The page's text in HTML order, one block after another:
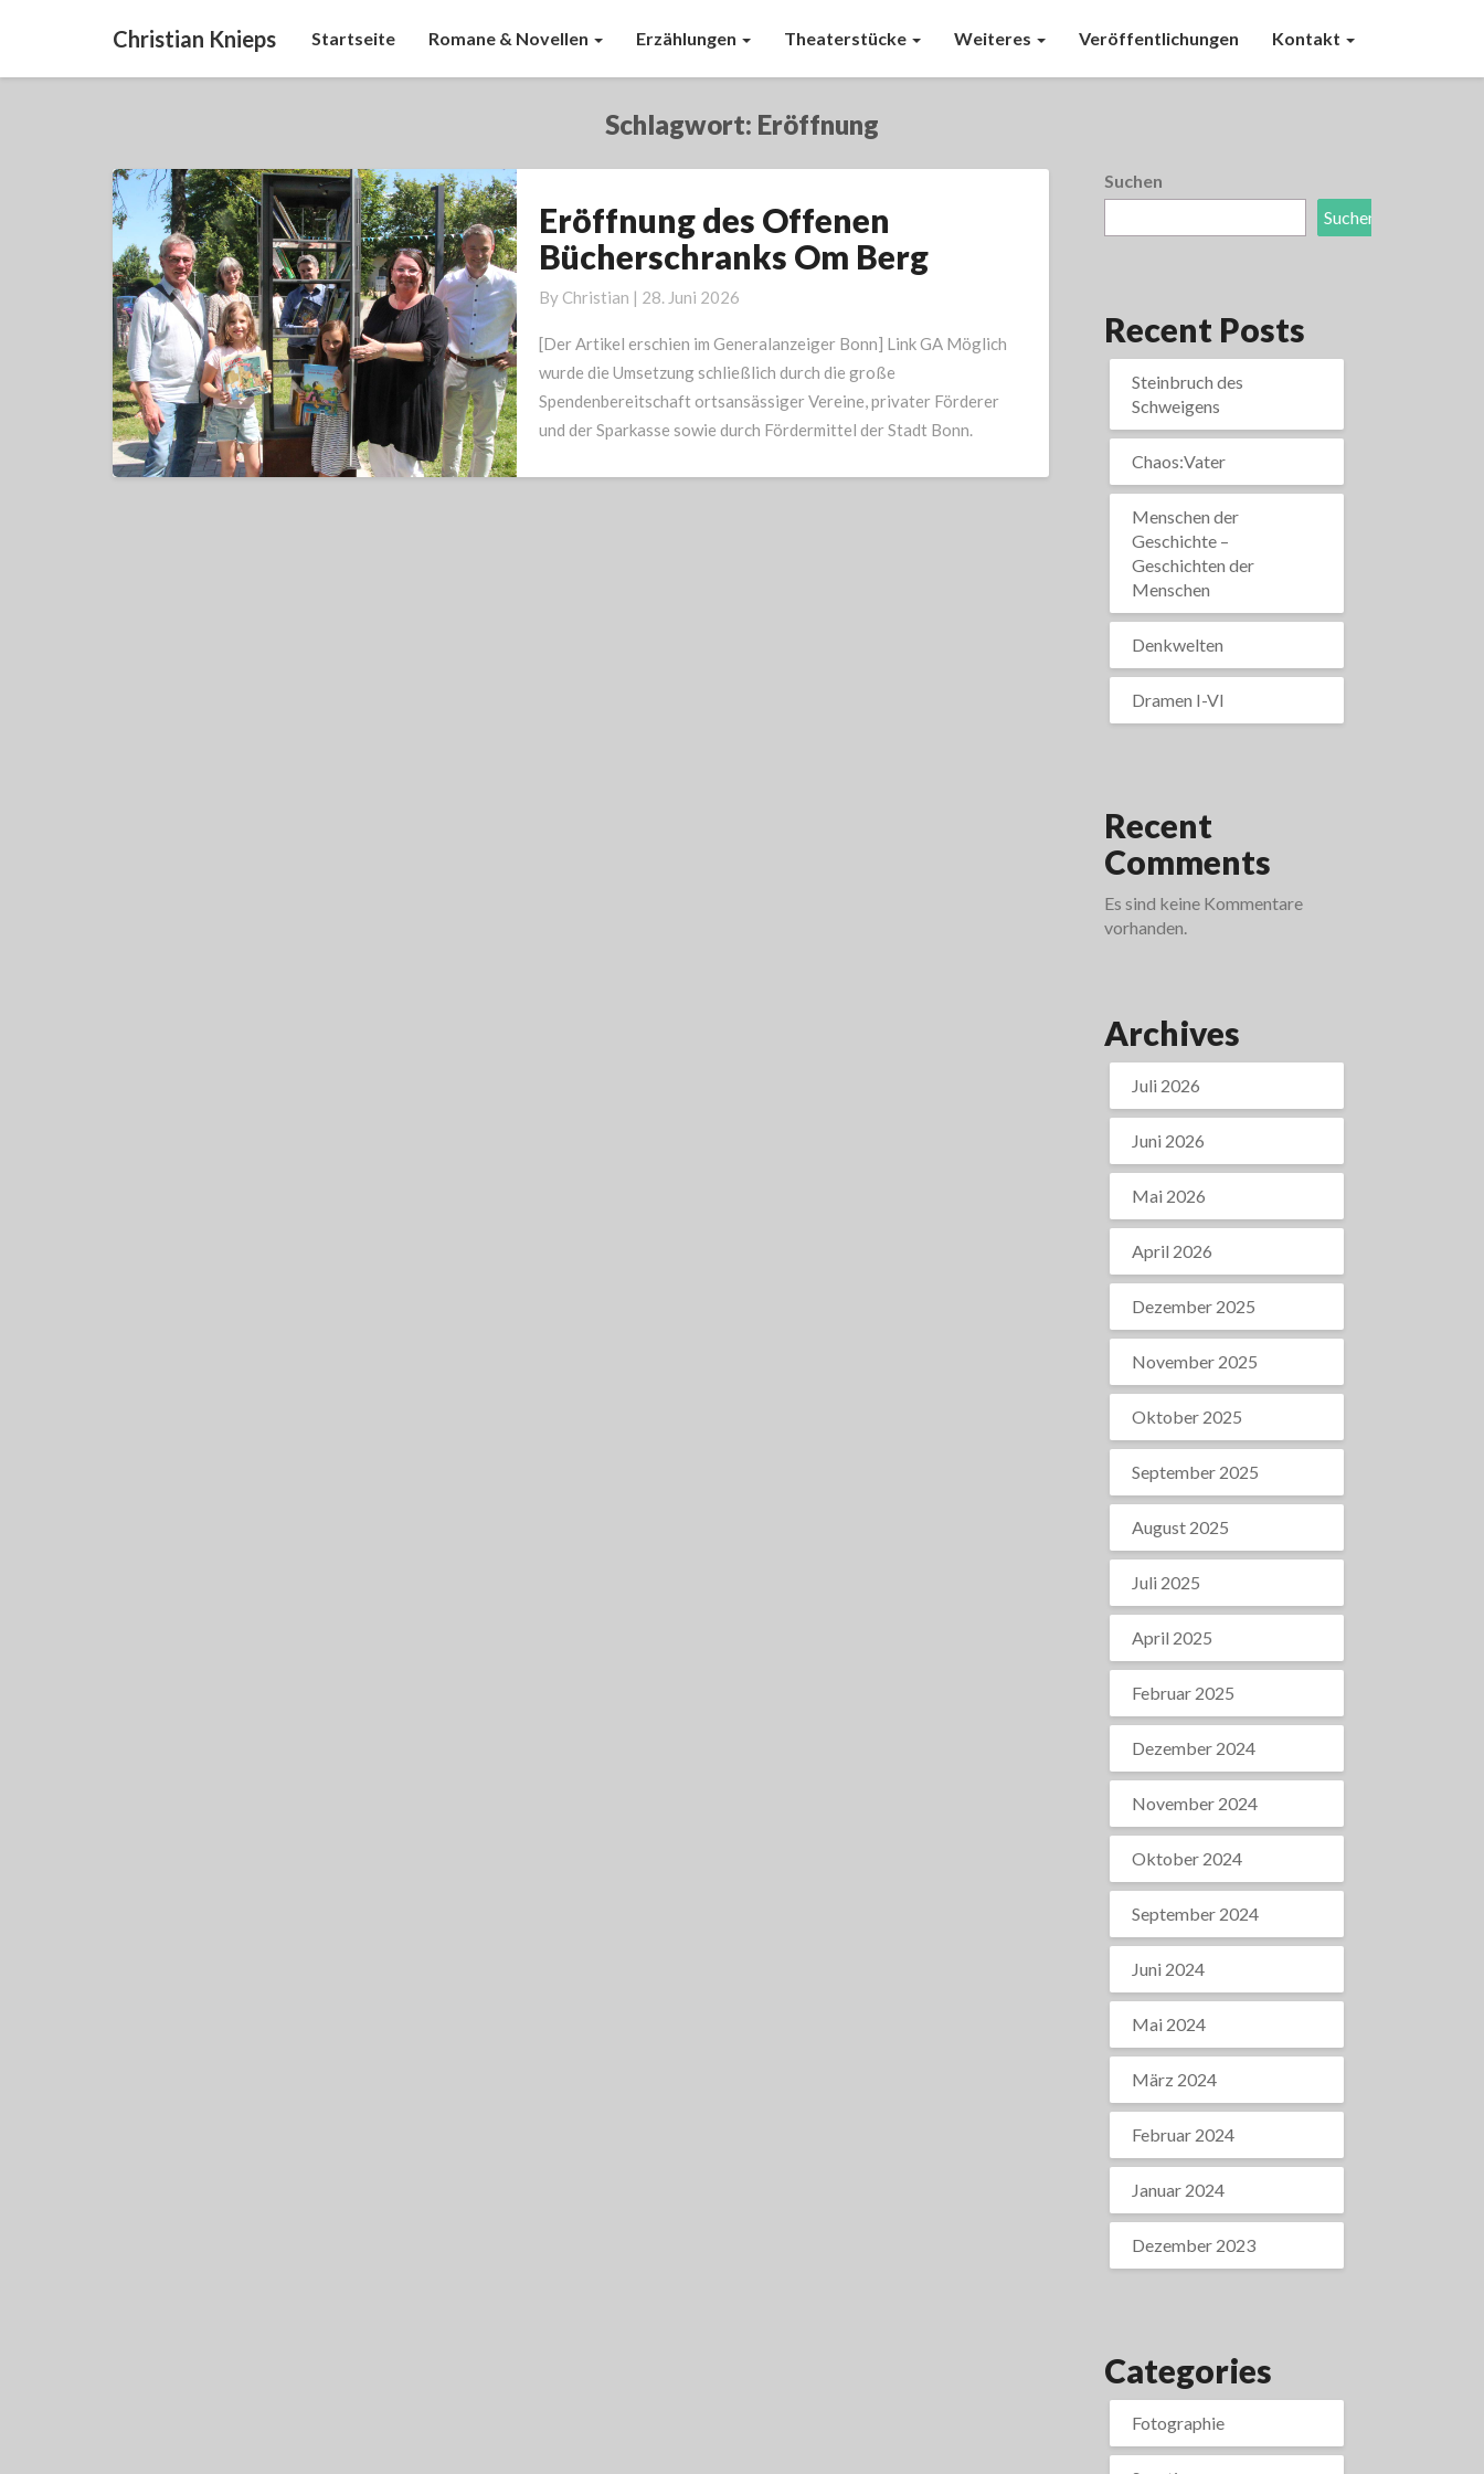
Christian Knieps Startseite Romane & Novellen Erzählungen Theaterstücke Weiteres Veröffentlichungen Kontakt
Schlagwort: Eröffnung
Eröffnung
des
Offenen
Bücherschranks
Berg
Eröffnung des Offenen
Bücherschranks Om Berg
By Christian | 28. Juni 2026
[Der Artikel erschien im Generalanzeiger Bonn] Link GA Möglich
wurde die Umsetzung schließlich durch die große
Spendenbereitschaft ortsansässiger Vereine, privater Förderer
und der Sparkasse sowie durch Fördermittel der Stadt Bonn.
Suchen
Suchen
Recent Posts
Steinbruch des
Schweigens
Chaos:Vater
Menschen der
Geschichte –
Geschichten der
Menschen
Denkwelten
Dramen I-VI
Recent
Comments
Es sind keine Kommentare
vorhanden.
Archives
Juli 2026
Juni 2026
Mai 2026
April 2026
Dezember 2025
November 2025
Oktober 2025
September 2025
August 2025
Juli 2025
April 2025
Februar 2025
Dezember 2024
November 2024
Oktober 2024
September 2024
Juni 2024
Mai 2024
März 2024
Februar 2024
Januar 2024
Dezember 2023
Categories
Fotographie